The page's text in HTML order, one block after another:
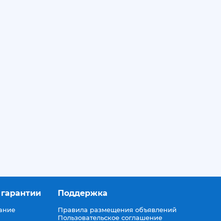
Поддержка
Правила размещения объявлений
Пользовательское соглашение